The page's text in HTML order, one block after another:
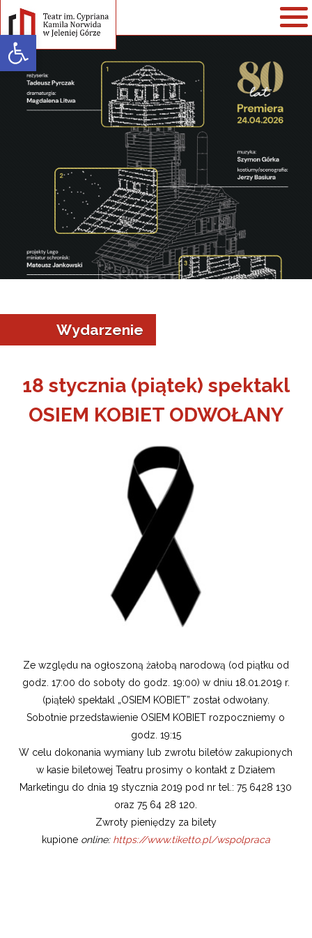
Open toolbar
w Jeleniej Górze
Wydarzenie
18 stycznia (piątek) spektakl
OSIEM KOBIET ODWOŁANY
Ze względu na ogłoszoną żałobą narodową (od piątku od
godz. 17:00 do soboty do godz. 19:00) w dniu 18.01.2019 r.
(piątek) spektakl „OSIEM KOBIET” został odwołany.
Sobotnie przedstawienie OSIEM KOBIET rozpoczniemy o
godz. 19:15
W celu dokonania wymiany lub zwrotu biletów zakupionych
w kasie biletowej Teatru prosimy o kontakt z Działem
Marketingu do dnia 19 stycznia 2019 pod nr tel.: 75 6428 130
oraz 75 64 28 120.
Zwroty pieniędzy za bilety
kupione online: https://www.tiketto.pl/wspolpraca